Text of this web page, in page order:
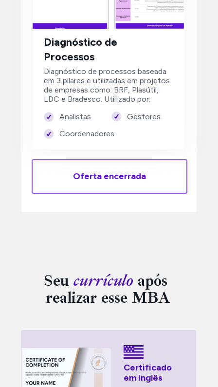
Diagnóstico de
Processos
Diagnóstico de processos baseada
em 3 pilares e utilizadas em projetos
de empresas como: BRF, Plasútil,
LDC e Bradesco. UtilIzado por:
Analistas
Gestores
Coordenadores
Oferta encerrada
Seu currículo após
realizar esse MBA
Certificado
em Inglês